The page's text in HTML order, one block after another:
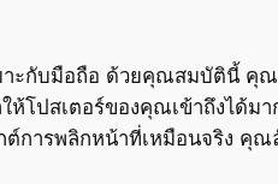
กับมือถือ ด้วยคุณสมบัตินี้ คุ
ห้โปสเตอร์ของคุณเข้าถึงได้ม
การพลิกหน้าที่เหมือนจริง คุ